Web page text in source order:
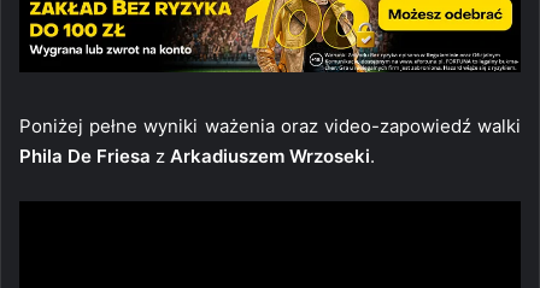
Poniżej pełne wyniki ważenia oraz video-zapowiedź walki
Phila De Friesa z Arkadiuszem Wrzoseki.